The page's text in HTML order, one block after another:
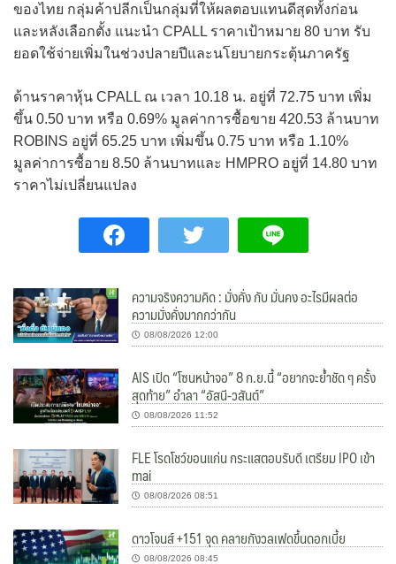
ของไทย กลุ่มค้าปลีกเป็นกลุ่มที่ให้ผลตอบแทนดีสุดทั้งก่อน
และหลังเลือกตั้ง แนะนำ CPALL ราคาเป้าหมาย 80 บาท รับ
ยอดใช้จ่ายเพิ่มในช่วงปลายปีและนโยบายกระตุ้นภาครัฐ
ด้านราคาหุ้น CPALL ณ เวลา 10.18 น. อยู่ที่ 72.75 บาท เพิ่ม
ขึ้น 0.50 บาท หรือ 0.69% มูลค่าการซื้อขาย 420.53 ล้านบาท
ROBINS อยู่ที่ 65.25 บาท เพิ่มขึ้น 0.75 บาท หรือ 1.10%
มูลค่าการซื้อาย 8.50 ล้านบาทและ HMPRO อยู่ที่ 14.80 บาท
ราคาไม่เปลี่ยนแปลง
ความจริงความคิด : มั่งคั่ง กับ มั่นคง อะไรมีผลต่อ
ความมั่งคั่งมากกว่ากัน
08/08/2026 12:00
AIS เปิด “โซนหน้าจอ” 8 ก.ย.นี้ “อยากจะย้ำชัด ๆ ครั้ง
สุดท้าย” อำลา “อัสนี-วสันต์”
08/08/2026 11:52
FLE โรดโชว์ขอนแก่น กระแสตอบรับดี เตรียม IPO เข้า
mai
08/08/2026 08:51
ดาวโจนส์ +151 จุด คลายกังวลเฟดขึ้นดอกเบี้ย
08/08/2026 08:45